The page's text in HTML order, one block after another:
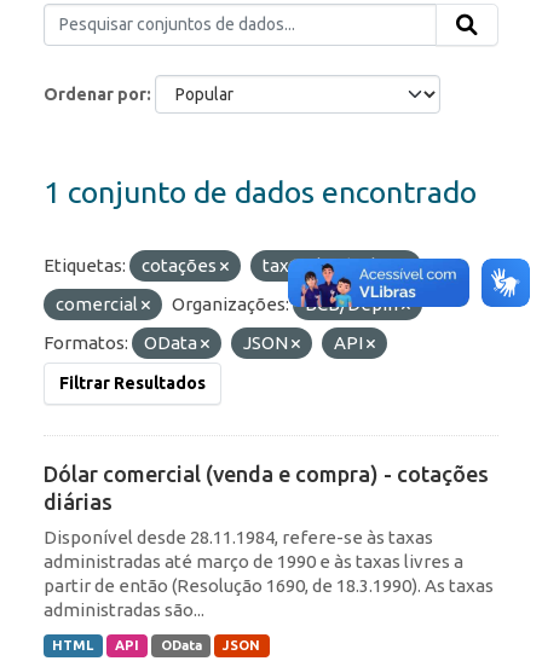
Ordenar por
1 conjunto de dados encontrado
Etiquetas: cotações
taxas de câmbio
comercial
Organizações:
BCB/Depin
Formatos:
OData JSON API
Filtrar Resultados
Dólar comercial (venda e compra) - cotações
diárias
Disponível desde 28.11.1984, refere-se às taxas
administradas até março de 1990 e às taxas livres a
partir de então (Resolução 1690, de 18.3.1990). As taxas
administradas são...
HTML API OData JSON